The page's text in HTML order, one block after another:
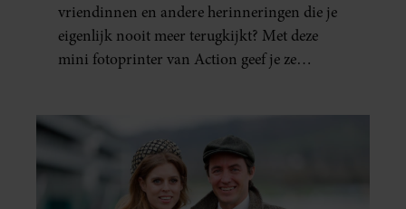
vriendinnen en andere herinneringen die je
eigenlijk nooit meer terugkijkt? Met deze
mini fotoprinter van Action geef je ze
al in handen.